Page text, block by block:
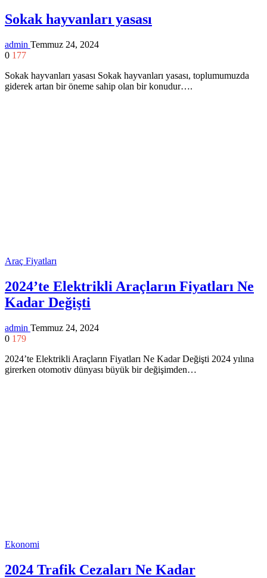
Sokak hayvanları yasası
admin Temmuz 24, 2024
0 177
Sokak hayvanları yasası Sokak hayvanları yasası, toplumumuzda
giderek artan bir öneme sahip olan bir konudur….
Araç Fiyatları
2024’te Elektrikli Araçların Fiyatları Ne
Kadar Değişti
admin Temmuz 24, 2024
0 179
2024’te Elektrikli Araçların Fiyatları Ne Kadar Değişti 2024 yılına
girerken otomotiv dünyası büyük bir değişimden…
Ekonomi
2024 Trafik Cezaları Ne Kadar